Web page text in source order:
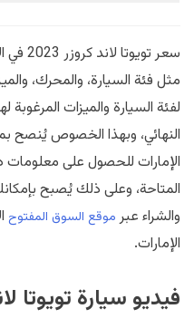
سعر
مثل فئة السيارة، والمحرك،
لفئة السيارة والميزات
النهائي، وبهذا الخصوص يُنصح
الإمارات للحصول على معلومات
المتاحة، وعلى ذلك يُصبح
والشراء عبر موقع السوق المفتوح
الإمارات.
فيديو سيارة تويوتا لاند